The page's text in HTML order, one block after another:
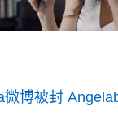
微博被封